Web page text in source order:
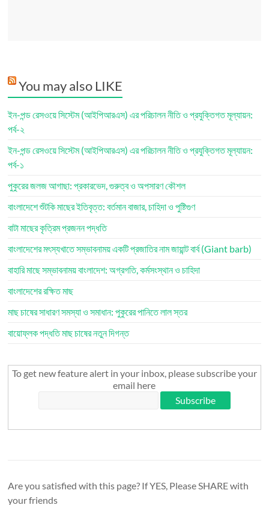
You may also LIKE
ইন-পন্ড রেসওয়ে সিস্টেম (আইপিআরএস) এর পরিচালন নীতি ও প্রযুক্তিগত মূল্যায়ন:
পর্ব-২
ইন-পন্ড রেসওয়ে সিস্টেম (আইপিআরএস) এর পরিচালন নীতি ও প্রযুক্তিগত মূল্যায়ন:
পর্ব-১
পুকুরের জলজ আগাছা: প্রকারভেদ, গুরুত্ব ও অপসারণ কৌশল
বাংলাদেশে শুঁটকি মাছের ইতিবৃত্ত: বর্তমান বাজার, চাহিদা ও পুষ্টিগুণ
বাটা মাছের কৃত্রিম প্রজনন পদ্ধতি
বাংলাদেশের মৎস্যখাতে সম্ভাবনাময় একটি প্রজাতির নাম জায়ান্ট বার্ব (Giant barb)
বাহারি মাছে সম্ভাবনাময় বাংলাদেশ: অগ্রগতি, কর্মসংস্থান ও চাহিদা
বাংলাদেশের রক্ষিত মাছ
মাছ চাষের সাধারণ সমস্যা ও সমাধান: পুকুরের পানিতে লাল স্তর
বায়োফ্লক পদ্ধতি মাছ চাষের নতুন দিগন্ত
To get new feature alert in your inbox, please subscribe your
email here
Are you satisfied with this page? If YES, Please SHARE with
your friends